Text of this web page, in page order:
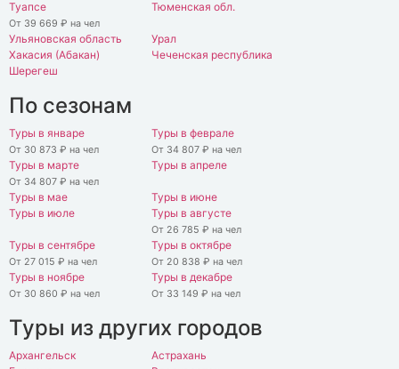
Туапсе
От 39 669 ₽ на чел
Тюменская обл.
Ульяновская область
Урал
Хакасия (Абакан)
Чеченская республика
Шерегеш
По сезонам
Туры в январе
От 30 873 ₽ на чел
Туры в феврале
От 34 807 ₽ на чел
Туры в марте
От 34 807 ₽ на чел
Туры в апреле
Туры в мае
Туры в июне
Туры в июле
Туры в августе
От 26 785 ₽ на чел
Туры в сентябре
От 27 015 ₽ на чел
Туры в октябре
От 20 838 ₽ на чел
Туры в ноябре
От 30 860 ₽ на чел
Туры в декабре
От 33 149 ₽ на чел
Туры из других городов
Архангельск
Астрахань